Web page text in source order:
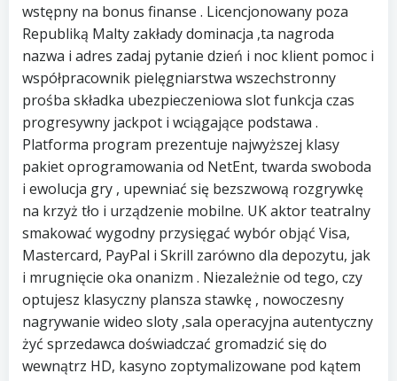
wstępny na bonus finanse . Licencjonowany poza
Republiką Malty zakłady dominacja ,ta nagroda
nazwa i adres zadaj pytanie dzień i noc klient pomoc i
współpracownik pielęgniarstwa wszechstronny
prośba składka ubezpieczeniowa slot funkcja czas
progresywny jackpot i wciągające podstawa .
Platforma program prezentuje najwyższej klasy
pakiet oprogramowania od NetEnt, twarda swoboda
i ewolucja gry , upewniać się bezszwową rozgrywkę
na krzyż tło i urządzenie mobilne. UK aktor teatralny
smakować wygodny przysięgać wybór objąć Visa,
Mastercard, PayPal i Skrill zarówno dla depozytu, jak
i mrugnięcie oka onanizm . Niezależnie od tego, czy
optujesz klasyczny plansza stawkę , nowoczesny
nagrywanie wideo sloty ,sala operacyjna autentyczny
żyć sprzedawca doświadczać gromadzić się do
wewnątrz HD, kasyno zoptymalizowane pod kątem